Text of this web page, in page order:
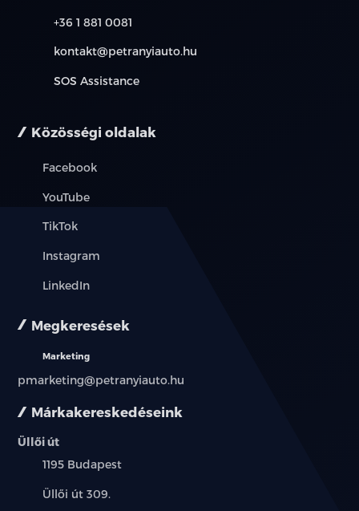
Márkakereskedéseink
Üllői út
Település:
1195 Budapest
Cím:
Üllői út 309.
+36 1 881 0081
kontakt@petranyiauto.hu
SOS Assistance
Közösségi oldalak
Facebook
YouTube
TikTok
Instagram
LinkedIn
Megkeresések
Marketing
pmarketing@petranyiauto.hu